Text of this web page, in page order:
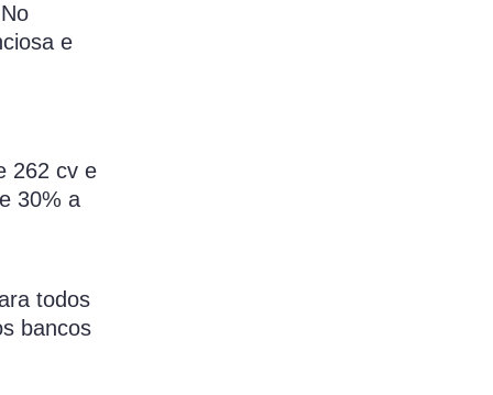
e
262 cv e
30% a
todos
bancos